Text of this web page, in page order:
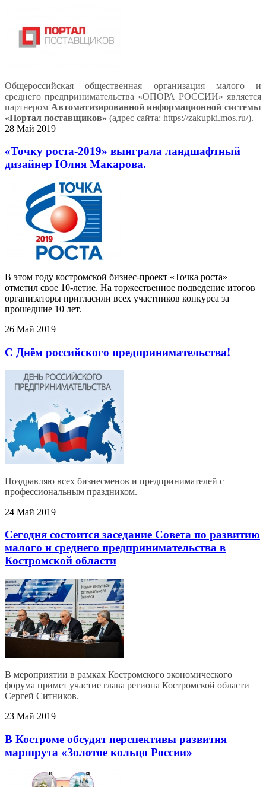
Общероссийская общественная организация малого и
среднего предпринимательства «ОПОРА РОССИИ» является
партнером Автоматизированной информационной системы
«Портал поставщиков» (адрес сайта: https://zakupki.mos.ru/).
28 Май 2019
«Точку роста-2019» выиграла ландшафтный
дизайнер Юлия Макарова.
В этом году костромской бизнес-проект «Точка роста»
отметил свое 10-летие. На торжественное подведение итогов
организаторы пригласили всех участников конкурса за
прошедшие 10 лет.
26 Май 2019
С Днём российского предпринимательства!
Поздравляю всех бизнесменов и предпринимателей с
профессиональным праздником.
24 Май 2019
Сегодня состоится заседание Совета по развитию
малого и среднего предпринимательства в
Костромской области
В мероприятии в рамках Костромского экономического
форума примет участие глава региона Костромской области
Сергей Ситников.
23 Май 2019
В Костроме обсудят перспективы развития
маршрута «Золотое кольцо России»